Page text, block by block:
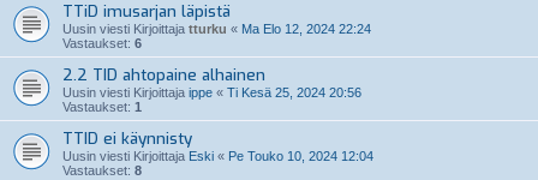
TTiD imusarjan läpistä
Uusin viesti Kirjoittaja tturku « Ma Elo 12, 2024 22:24
Vastaukset: 6
2.2 TID ahtopaine alhainen
Uusin viesti Kirjoittaja ippe « Ti Kesä 25, 2024 20:56
Vastaukset: 1
TTID ei käynnisty
Uusin viesti Kirjoittaja Eski « Pe Touko 10, 2024 12:04
Vastaukset: 8